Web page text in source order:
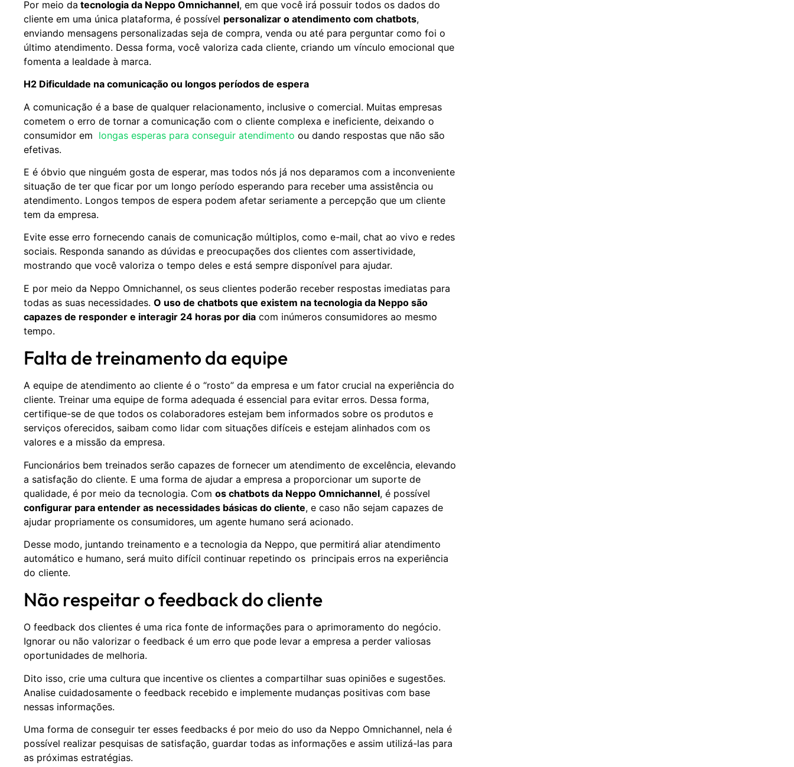
Por meio da tecnologia da Neppo Omnichannel, em que você irá possuir todos os dados do
cliente em uma única plataforma, é possível personalizar o atendimento com chatbots,
enviando mensagens personalizadas seja de compra, venda ou até para perguntar como foi o
último atendimento. Dessa forma, você valoriza cada cliente, criando um vínculo emocional que
fomenta a lealdade à marca.
H2 Dificuldade na comunicação ou longos períodos de espera
A comunicação é a base de qualquer relacionamento, inclusive o comercial. Muitas empresas
cometem o erro de tornar a comunicação com o cliente complexa e ineficiente, deixando o
consumidor em longas esperas para conseguir atendimento ou dando respostas que não são
efetivas.
E é óbvio que ninguém gosta de esperar, mas todos nós já nos deparamos com a inconveniente
situação de ter que ficar por um longo período esperando para receber uma assistência ou
atendimento. Longos tempos de espera podem afetar seriamente a percepção que um cliente
tem da empresa.
Evite esse erro fornecendo canais de comunicação múltiplos, como e-mail, chat ao vivo e redes
sociais. Responda sanando as dúvidas e preocupações dos clientes com assertividade,
mostrando que você valoriza o tempo deles e está sempre disponível para ajudar.
E por meio da Neppo Omnichannel, os seus clientes poderão receber respostas imediatas para
todas as suas necessidades. O uso de chatbots que existem na tecnologia da Neppo são
capazes de responder e interagir 24 horas por dia com inúmeros consumidores ao mesmo
tempo.
Falta de treinamento da equipe
A equipe de atendimento ao cliente é o “rosto” da empresa e um fator crucial na experiência do
cliente. Treinar uma equipe de forma adequada é essencial para evitar erros. Dessa forma,
certifique-se de que todos os colaboradores estejam bem informados sobre os produtos e
serviços oferecidos, saibam como lidar com situações difíceis e estejam alinhados com os
valores e a missão da empresa.
Funcionários bem treinados serão capazes de fornecer um atendimento de excelência, elevando
a satisfação do cliente. E uma forma de ajudar a empresa a proporcionar um suporte de
qualidade, é por meio da tecnologia. Com os chatbots da Neppo Omnichannel, é possível
configurar para entender as necessidades básicas do cliente, e caso não sejam capazes de
ajudar propriamente os consumidores, um agente humano será acionado.
Desse modo, juntando treinamento e a tecnologia da Neppo, que permitirá aliar atendimento
automático e humano, será muito difícil continuar repetindo os principais erros na experiência
do cliente.
Não respeitar o feedback do cliente
O feedback dos clientes é uma rica fonte de informações para o aprimoramento do negócio.
Ignorar ou não valorizar o feedback é um erro que pode levar a empresa a perder valiosas
oportunidades de melhoria.
Dito isso, crie uma cultura que incentive os clientes a compartilhar suas opiniões e sugestões.
Analise cuidadosamente o feedback recebido e implemente mudanças positivas com base
nessas informações.
Uma forma de conseguir ter esses feedbacks é por meio do uso da Neppo Omnichannel, nela é
possível realizar pesquisas de satisfação, guardar todas as informações e assim utilizá-las para
as próximas estratégias.